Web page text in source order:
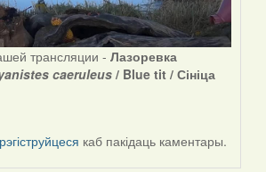
трансляции - Лазоревка
caeruleus/ Blue tit / Сініца
каб пакідаць каментары.